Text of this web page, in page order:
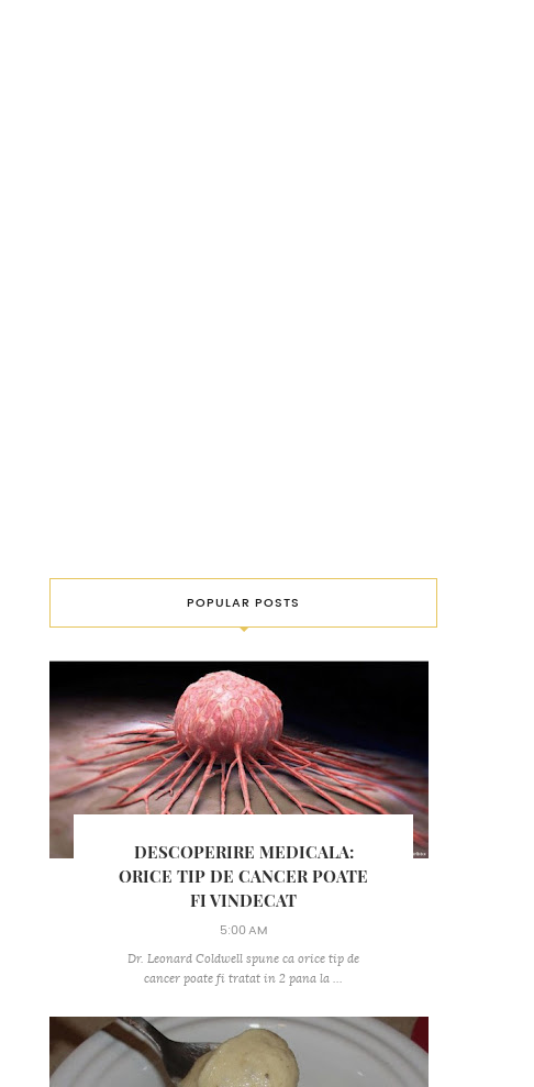
POPULAR POSTS
DESCOPERIRE MEDICALA:
ORICE TIP DE CANCER POATE
FI VINDECAT
5:00 AM
Dr. Leonard Coldwell spune ca orice tip de
cancer poate fi tratat in 2 pana la ...